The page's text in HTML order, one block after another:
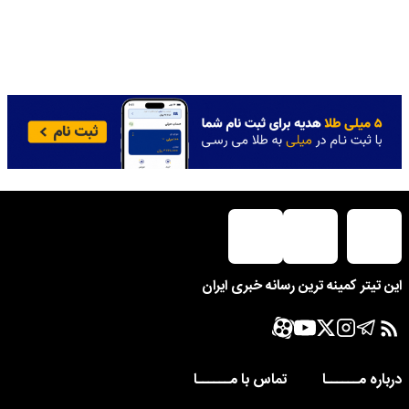
این تیتر کمینه ترین رسانه خبری ایران
درباره مــــــا تماس با مــــــا